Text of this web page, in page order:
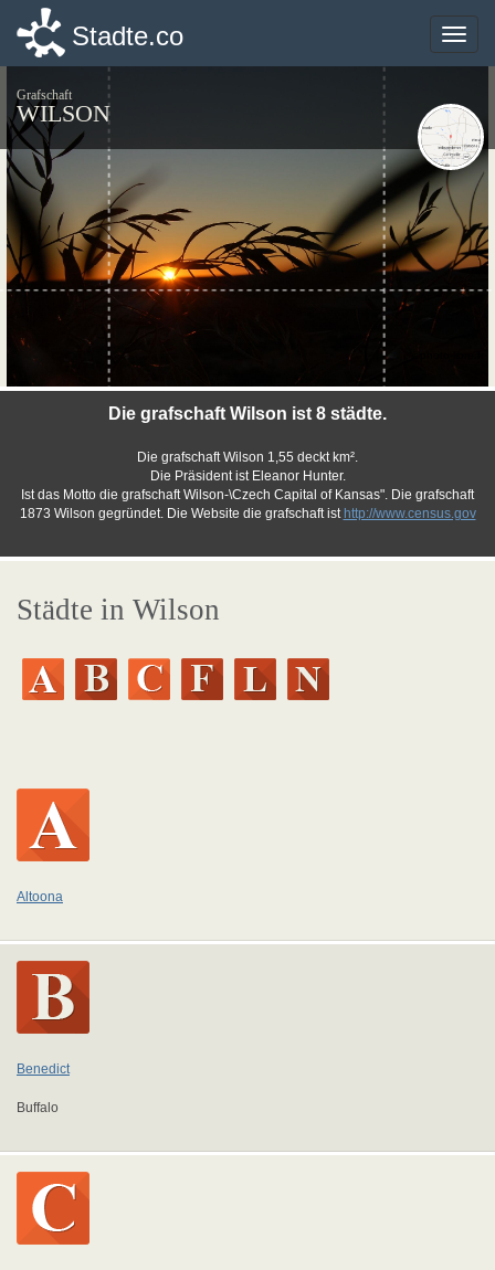
Toggle
Stadte.co
Grafschaft
WILSON
Die grafschaft Wilson ist 8 städte.
Die grafschaft Wilson 1,55 deckt km².
Die Präsident ist Eleanor Hunter.
Ist das Motto die grafschaft Wilson-\Czech Capital of Kansas". Die grafschaft
1873 Wilson gegründet. Die Website die grafschaft ist http://www.census.gov
Städte in Wilson
Altoona
Benedict
Buffalo
Toggle
Stadte.co